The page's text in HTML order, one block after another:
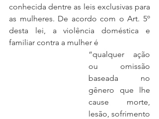
conhecida dentre as leis exclusivas para
as mulheres. De acordo com o Art. 5º
desta lei, a violência doméstica e
familiar contra a mulher é
“qualquer ação
ou omissão
baseada no
gênero que lhe
cause morte,
lesão, sofrimento